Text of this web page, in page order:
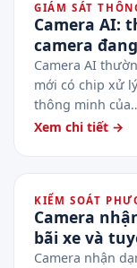
GIÁM SÁT
Camera AI:
camera
Camera AI
mới có chip xử
thông minh
Xem chi tiết →
KIỂM SOÁT
Camera
bãi xe và
Camera nhận